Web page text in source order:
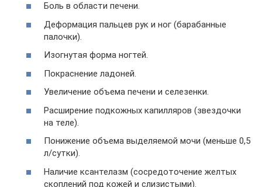
Боль в области печени.
Деформация пальцев рук и ног (барабанные
палочки).
Изогнутая форма ногтей.
Покраснение ладоней.
Увеличение объема печени и селезенки.
Расширение подкожных капилляров (звездочки
на теле).
Понижение объема выделяемой мочи (меньше 0,5
л/сутки).
Наличие ксантелазм (сосредоточение желтых
скоплений под кожей и слизистыми).